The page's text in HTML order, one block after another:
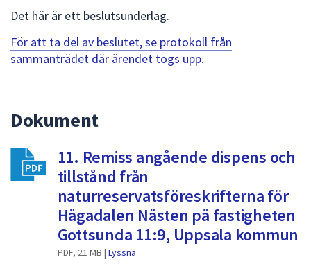
sökförslagen
och
enter
av
Det här är ett beslutsunderlag.
För att ta del av beslutet, se protokoll från
sammanträdet där ärendet togs upp.
Dokument
11. Remiss angående dispens och
tillstånd från
naturreservatsföreskrifterna för
Hågadalen Nåsten på fastigheten
Gottsunda 11:9, Uppsala kommun
PDF, 21 MB | Lyssna